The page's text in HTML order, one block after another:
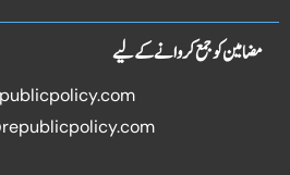
مضامین کو جمع کروانے کے لیے